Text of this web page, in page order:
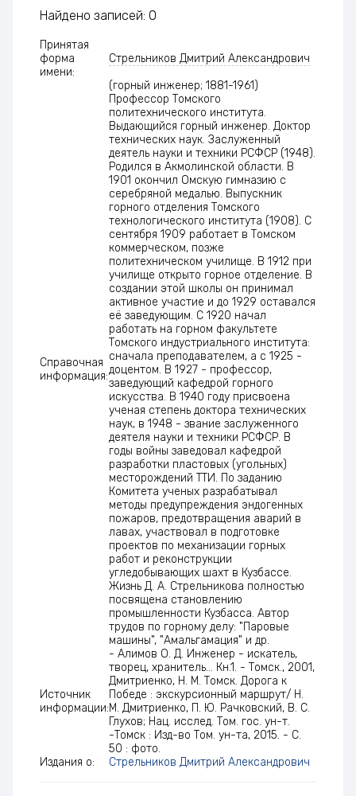
Найдено записей: 0
Принятая
форма
имени:
Стрельников Дмитрий Александрович
(горный инженер; 1881-1961)
Справочная
информация:
Профессор Томского
политехнического института.
Выдающийся горный инженер. Доктор
технических наук. Заслуженный
деятель науки и техники РСФСР (1948).
Родился в Акмолинской области. В
1901 окончил Омскую гимназию с
серебряной медалью. Выпускник
горного отделения Томского
технологического института (1908). С
сентября 1909 работает в Томском
коммерческом, позже
политехническом училище. В 1912 при
училище открыто горное отделение. В
создании этой школы он принимал
активное участие и до 1929 оставался
её заведующим. С 1920 начал
работать на горном факультете
Томского индустриального института:
сначала преподавателем, а с 1925 -
доцентом. В 1927 - профессор,
заведующий кафедрой горного
искусства. В 1940 году присвоена
ученая степень доктора технических
наук, в 1948 - звание заслуженного
деятеля науки и техники РСФСР. В
годы войны заведовал кафедрой
разработки пластовых (угольных)
месторождений ТТИ. По заданию
Комитета ученых разрабатывал
методы предупреждения эндогенных
пожаров, предотвращения аварий в
лавах, участвовал в подготовке
проектов по механизации горных
работ и реконструкции
угледобывающих шахт в Кузбассе.
Жизнь Д. А. Стрельникова полностью
посвящена становлению
промышленности Кузбасса. Автор
трудов по горному делу: "Паровые
машины", "Амальгамация" и др.
Источник
информации:
- Алимов О. Д. Инженер - искатель,
творец, хранитель... Кн.1. - Томск., 2001,
Дмитриенко, Н. М. Томск. Дорога к
Победе : экскурсионный маршрут/ Н.
М. Дмитриенко, П. Ю. Рачковский, В. С.
Глухов; Нац. исслед. Том. гос. ун-т.
-Томск : Изд-во Том. ун-та, 2015. - С.
50 : фото.
Издания о:
Стрельников Дмитрий Александрович